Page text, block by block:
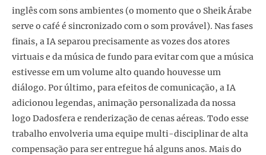
inglês com sons ambientes (o momento que o Sheik Árabe
serve o café é sincronizado com o som provável). Nas fases
finais, a IA separou precisamente as vozes dos atores
virtuais e da música de fundo para evitar com que a música
estivesse em um volume alto quando houvesse um
diálogo. Por último, para efeitos de comunicação, a IA
adicionou legendas, animação personalizada da nossa
logo Dadosfera e renderização de cenas aéreas. Todo esse
trabalho envolveria uma equipe multi-disciplinar de alta
compensação para ser entregue há alguns anos. Mais do